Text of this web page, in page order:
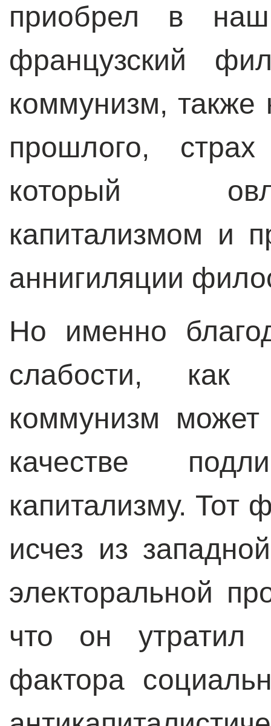
приобрел в
французский
коммунизм, также
прошлого,
который
капитализмом и
аннигиляции
Но именно
слабости, как
коммунизм может
качестве
капитализму. Тот
исчез из
электоральной
что он утратил
фактора